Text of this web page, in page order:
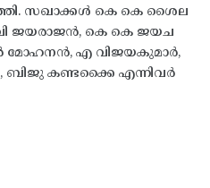
സഖാക്കൾ കെ കെ ശൈല
വി ജയരാജൻ, കെ കെ ജയച
മോഹനൻ, എ വിജയകുമാർ,
ബിജു കണ്ടക്കൈ എന്നിവർ